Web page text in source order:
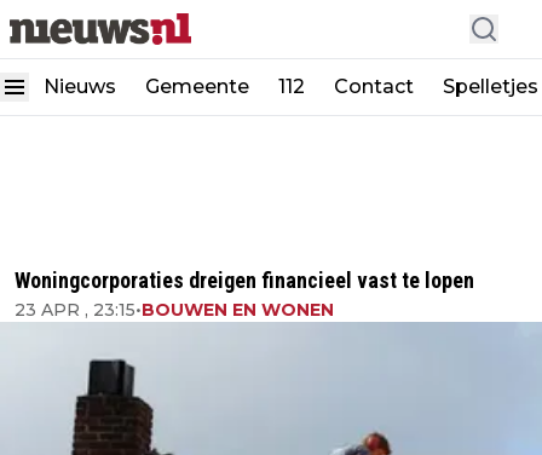
Nieuws Gemeente 112 Contact Spelletjes
Woningcorporaties dreigen financieel vast te lopen
23 APR , 23:15•BOUWEN EN WONEN